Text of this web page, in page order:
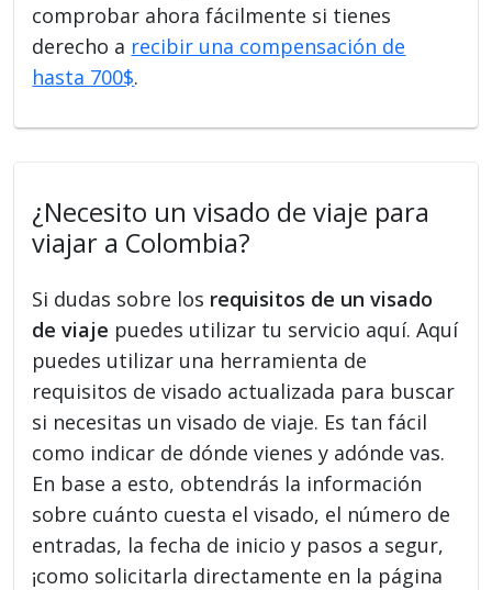
comprobar ahora fácilmente si tienes
derecho a recibir una compensación de
hasta 700$.
¿Necesito un visado de viaje para
viajar a Colombia?
Si dudas sobre los requisitos de un visado
de viaje puedes utilizar tu servicio aquí. Aquí
puedes utilizar una herramienta de
requisitos de visado actualizada para buscar
si necesitas un visado de viaje. Es tan fácil
como indicar de dónde vienes y adónde vas.
En base a esto, obtendrás la información
sobre cuánto cuesta el visado, el número de
entradas, la fecha de inicio y pasos a segur,
¡como solicitarla directamente en la página